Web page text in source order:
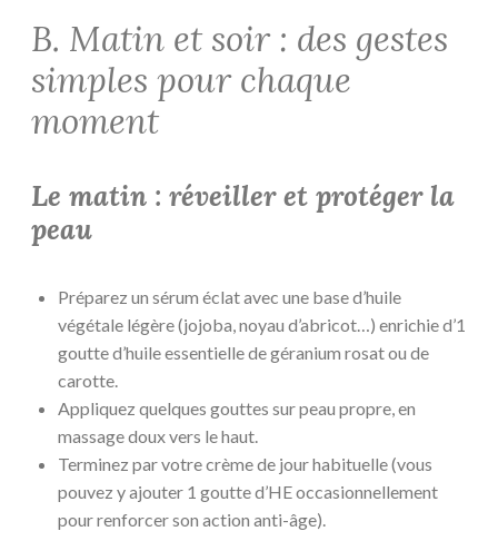
B. Matin et soir : des gestes
simples pour chaque
moment
Le matin : réveiller et protéger la
peau
Préparez un sérum éclat avec une base d’huile
végétale légère (jojoba, noyau d’abricot…) enrichie d’1
goutte d’huile essentielle de géranium rosat ou de
carotte.
Appliquez quelques gouttes sur peau propre, en
massage doux vers le haut.
Terminez par votre crème de jour habituelle (vous
pouvez y ajouter 1 goutte d’HE occasionnellement
pour renforcer son action anti-âge).